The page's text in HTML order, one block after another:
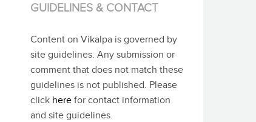
GUIDELINES & CONTACT
Content on Vikalpa is governed by
site guidelines. Any submission or
comment that does not match these
guidelines is not published. Please
click here for contact information
and site guidelines.